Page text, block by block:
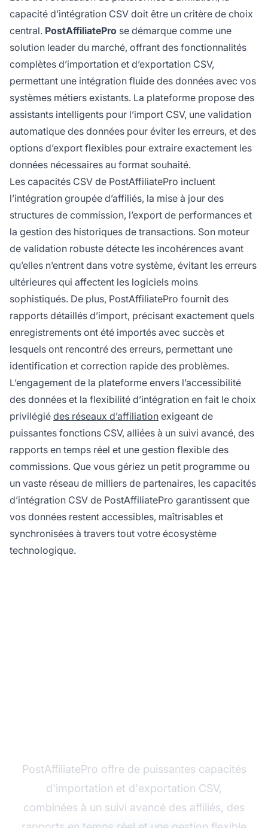
capacité d’intégration CSV doit être un critère de choix
central. PostAffiliatePro se démarque comme une
solution leader du marché, offrant des fonctionnalités
complètes d’importation et d’exportation CSV,
permettant une intégration fluide des données avec vos
systèmes métiers existants. La plateforme propose des
assistants intelligents pour l’import CSV, une validation
automatique des données pour éviter les erreurs, et des
options d’export flexibles pour extraire exactement les
données nécessaires au format souhaité.
Les capacités CSV de PostAffiliatePro incluent
l’intégration groupée d’affiliés, la mise à jour des
structures de commission, l’export de performances et
la gestion des historiques de transactions. Son moteur
de validation robuste détecte les incohérences avant
qu’elles n’entrent dans votre système, évitant les erreurs
ultérieures qui affectent les logiciels moins
sophistiqués. De plus, PostAffiliatePro fournit des
rapports détaillés d’import, précisant exactement quels
enregistrements ont été importés avec succès et
lesquels ont rencontré des erreurs, permettant une
identification et correction rapide des problèmes.
L’engagement de la plateforme envers l’accessibilité
des données et la flexibilité d’intégration en fait le choix
privilégié des réseaux d’affiliation exigeant de
puissantes fonctions CSV, alliées à un suivi avancé, des
rapports en temps réel et une gestion flexible des
commissions. Que vous gériez un petit programme ou
un vaste réseau de milliers de partenaires, les capacités
d’intégration CSV de PostAffiliatePro garantissent que
vos données restent accessibles, maîtrisables et
synchronisées à travers tout votre écosystème
technologique.
PostAffiliatePro offre de puissantes capacités
d'importation et d'exportation CSV,
combinées à un suivi avancé des affiliés, des